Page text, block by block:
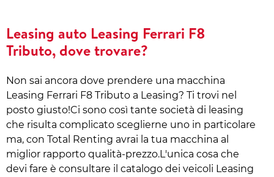
Leasing auto Leasing Ferrari F8
Tributo, dove trovare?
Non sai ancora dove prendere una macchina
Leasing Ferrari F8 Tributo a Leasing? Ti trovi nel
posto giusto!Ci sono così tante società di leasing
che risulta complicato sceglierne uno in particolare
ma, con Total Renting avrai la tua macchina al
miglior rapporto qualità-prezzo.L'unica cosa che
devi fare è consultare il catalogo dei veicoli Leasing